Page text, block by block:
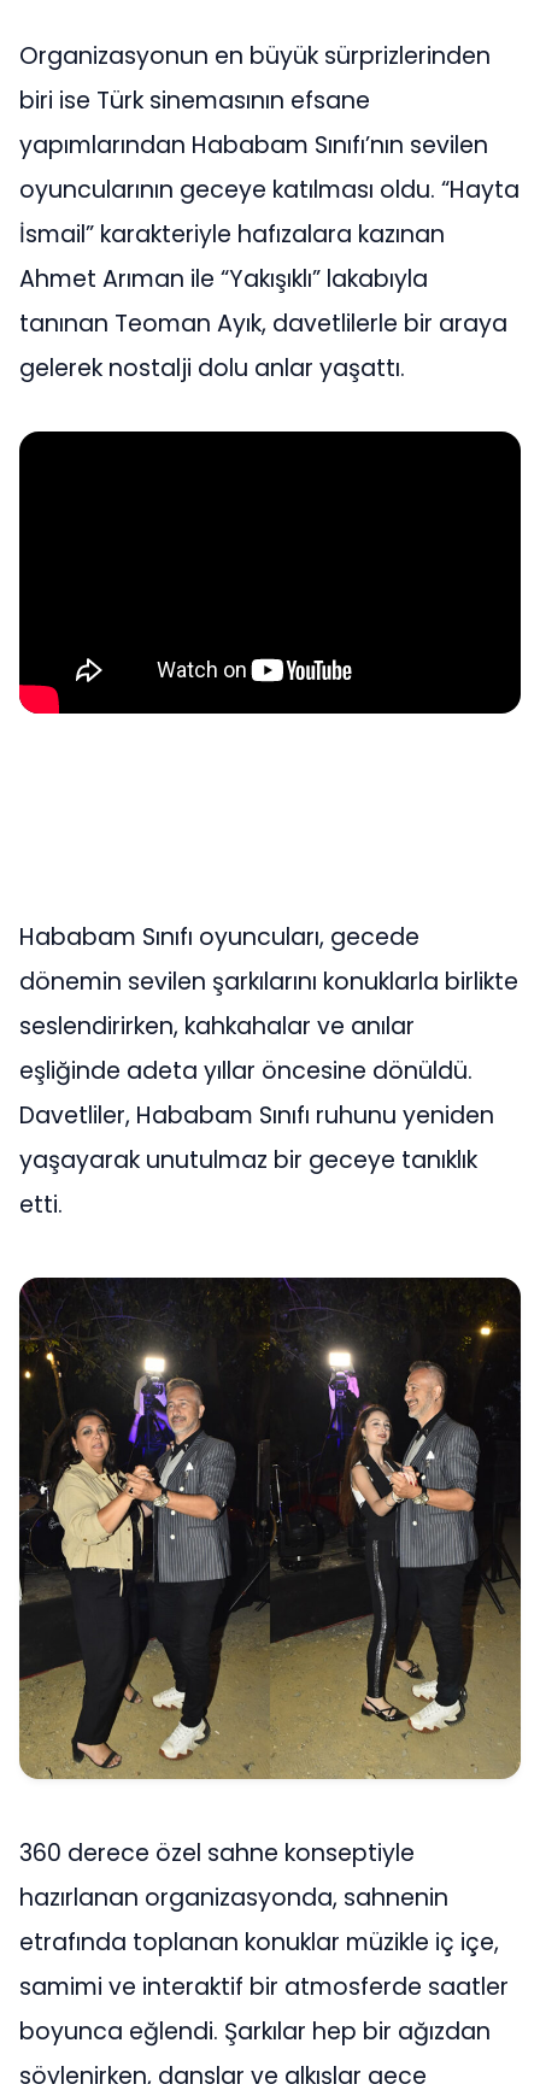
Organizasyonun en büyük sürprizlerinden
biri ise Türk sinemasının efsane
yapımlarından Hababam Sınıfı’nın sevilen
oyuncularının geceye katılması oldu. “Hayta
İsmail” karakteriyle hafızalara kazınan
Ahmet Arıman ile “Yakışıklı” lakabıyla
tanınan Teoman Ayık, davetlilerle bir araya
gelerek nostalji dolu anlar yaşattı.
Hababam Sınıfı oyuncuları, gecede
dönemin sevilen şarkılarını konuklarla birlikte
seslendirirken, kahkahalar ve anılar
eşliğinde adeta yıllar öncesine dönüldü.
Davetliler, Hababam Sınıfı ruhunu yeniden
yaşayarak unutulmaz bir geceye tanıklık
etti.
360 derece özel sahne konseptiyle
hazırlanan organizasyonda, sahnenin
etrafında toplanan konuklar müzikle iç içe,
samimi ve interaktif bir atmosferde saatler
boyunca eğlendi. Şarkılar hep bir ağızdan
söylenirken, danslar ve alkışlar gece